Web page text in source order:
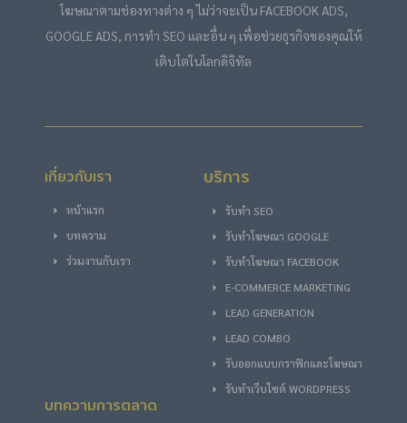
โฆษณาตามช่องทางต่าง ๆ ไม่ว่าจะเป็น FACEBOOK ADS,
GOOGLE ADS, การทำ SEO และอื่น ๆ เพื่อช่วยธุรกิจของคุณให้
เติบโตในโลกดิจิทัล
เกี่ยวกับเรา
หน้าแรก
บทความ
ร่วมงานกับเรา
บริการ
รับทำ SEO
รับทําโฆษณา GOOGLE
รับทําโฆษณา FACEBOOK
E-COMMERCE MARKETING
LEAD GENERATION
LEAD COMBO
รับออกแบบกราฟิกและโฆษณา
รับทำเว็บไซต์ WORDPRESS
บทความการตลาด